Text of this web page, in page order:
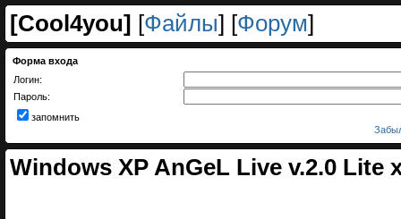
[Cool4you] [Файлы] [Форум]
Форма входа
Логин:
Пароль:
запомнить
Windows XP AnGeL Live v.2.0 Lite